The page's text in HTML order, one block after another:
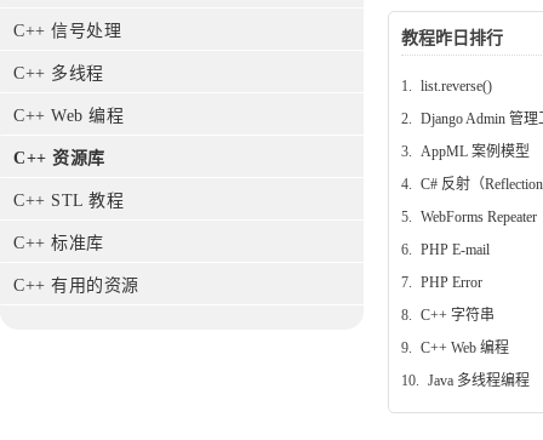
C++ 信号处理
C++ 多线程
C++ Web 编程
C++ 资源库
C++ STL 教程
C++ 标准库
C++ 有用的资源
教程昨日排行
1. list.reverse()
2. Django Admin 管理
3. AppML 案例模型
4. C# 反射（
5. WebForms Repeater
6. PHP E-mail
7. PHP Error
8. C++ 字符串
9. C++ Web 编程
10. Java 多线程编程